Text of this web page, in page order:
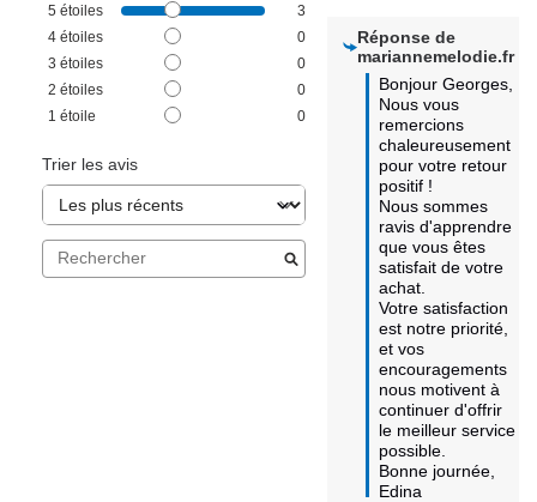
5 étoiles
3
4 étoiles
0
3 étoiles
0
2 étoiles
0
1 étoile 0
Trier les avis
Réponse de
mariannemelodie.fr
Bonjour Georges,
Nous vous
remercions
chaleureusement
pour votre retour
positif !
Nous sommes
ravis d'apprendre
que vous êtes
satisfait de votre
achat.
Votre satisfaction
est notre priorité,
et vos
encouragements
nous motivent à
continuer d'offrir
le meilleur service
possible.
Bonne journée,
Edina